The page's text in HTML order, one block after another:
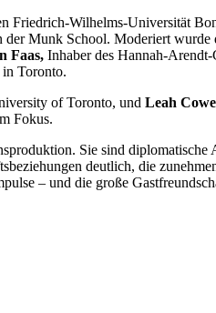
Friedrich-Wilhelms-Universität
der Munk School. Moderiert wurde
Faas, Inhaber des Hannah-
in Toronto.
of Toronto, und Leah
Fokus.
Sie sind
deutlich, die
– und die große